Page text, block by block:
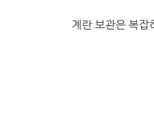
계란 보관은 복잡